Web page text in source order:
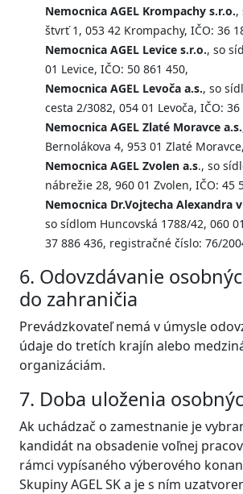
Nemocnica AGEL Krompachy s.r.o.,
štvrť 1, 053 42 Krompachy, IČO: 36
Nemocnica AGEL Levice s.r.o., so
01 Levice, IČO: 50 861 450,
Nemocnica AGEL Levoča a.s., so
cesta 2/3082, 054 01 Levoča, IČO: 36
Nemocnica AGEL Zlaté Moravce a.s.
Bernolákova 4, 953 01 Zlaté
Nemocnica AGEL Zvolen a.s., so
nábrežie 28, 960 01 Zvolen, IČO: 45
Nemocnica Dr.Vojtecha Alexandra
so sídlom Huncovská 1788/42, 060
37 886 436, registračné číslo: 76/
6. Odovzdávanie
do zahraničia
Prevádzkovateľ nemá v úmysle
údaje do tretích krajín alebo
organizáciám.
7. Doba uloženia
Ak uchádzač o zamestnanie je
kandidát na obsadenie voľnej
rámci vypísaného výberového
Skupiny AGEL SK a je s ním